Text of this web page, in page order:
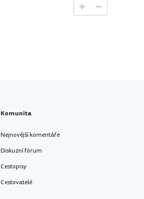
Komunita
Nejnovější komentáře
Diskuzní fórum
Cestopisy
Cestovatelé